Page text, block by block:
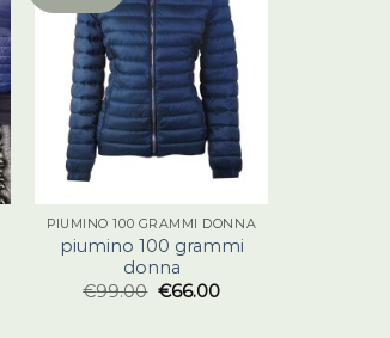
PIUMINO 100 GRAMMI DONNA
piumino 100 grammi
donna
€99.00 €66.00